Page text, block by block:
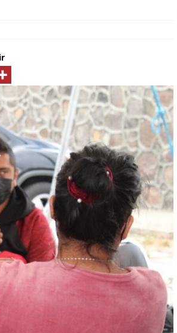
LA EXPLOTACIÓN DE GAS NATURAL NO
LA SOBERANÍA ENERGÉTICA*
ECONOMÍA
iniciativa para proteger a mujeres de violencia
IA
POLÍTICA
sino de acompañar a la Presidenta:
Rivera
ESTADOS
asistencia a la cumbre en España;
y dignidad
MUNDO
Y LORENA CUÉLLAR INAUGURAN UNIVERSIDAD
EN TEOLOCHOLCO
MUNICIPIOS
del Senado de la República